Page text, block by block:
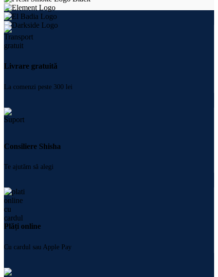
Livrare gratuită
La comenzi peste 300 lei
Consiliere Shisha
Te ajutăm să alegi
Plăți online
Cu cardul sau Apple Pay